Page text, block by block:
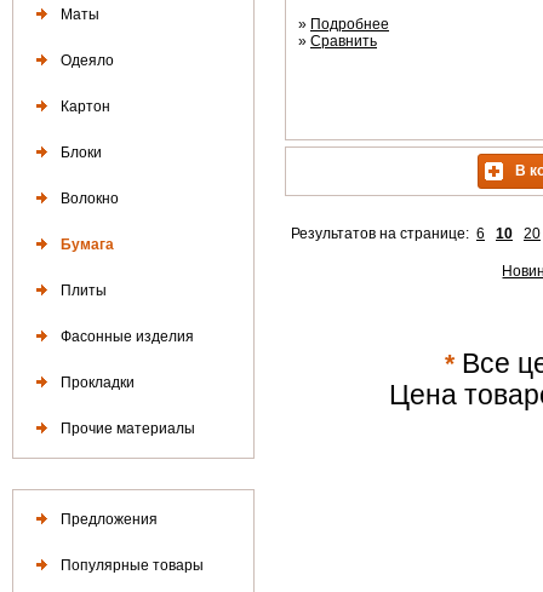
Маты
Одеяло
Картон
Блоки
Волокно
Бумага
Плиты
Фасонные изделия
Прокладки
Прочие материалы
Предложения
Популярные товары
» Подробнее
» Сравнить
В
Результатов на странице: 6 10 20
* Все
Цена